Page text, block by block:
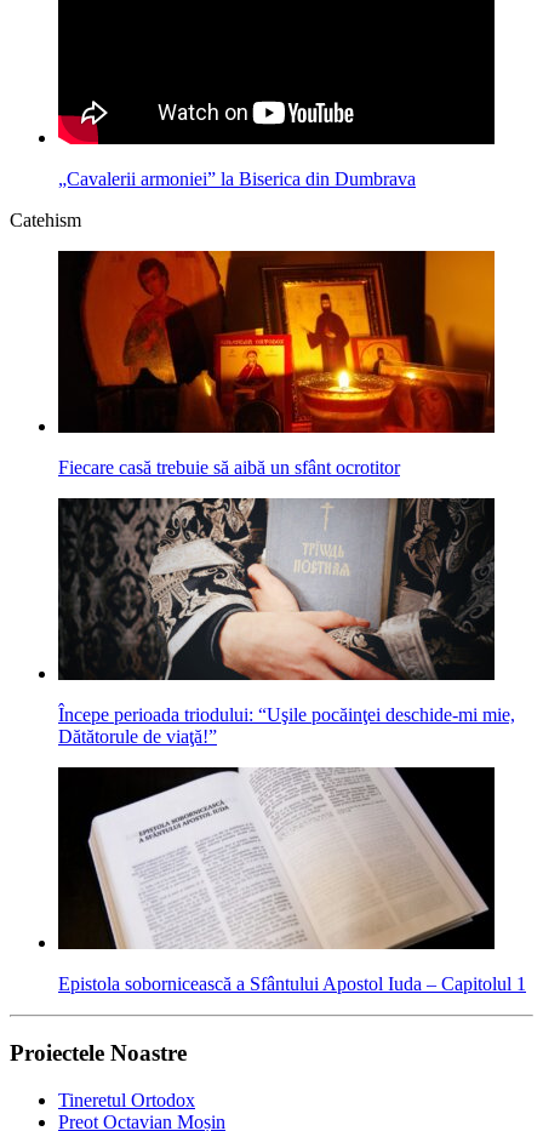
„Cavalerii armoniei” la Biserica din Dumbrava
Catehism
Fiecare casă trebuie să aibă un sfânt ocrotitor
Începe perioada triodului: “Uşile pocăinţei deschide-mi mie,
Dătătorule de viaţă!”
Epistola sobornicească a Sfântului Apostol Iuda – Capitolul 1
Proiectele Noastre
Tineretul Ortodox
Preot Octavian Moșin